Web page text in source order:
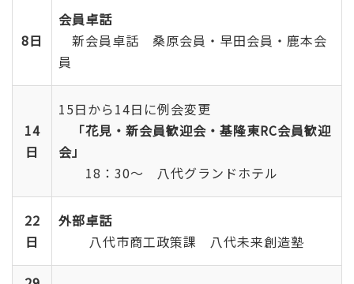
8日
会員卓話
新会員卓話 桑原会員・早田会員・鹿本会
員
14
日
15日から14日に例会変更
「花見・新会員歓迎会・基隆東RC会員歓迎
会」
18：30～ 八代グランドホテル
22
日
外部卓話
八代市商工政策課 八代未来創造塾